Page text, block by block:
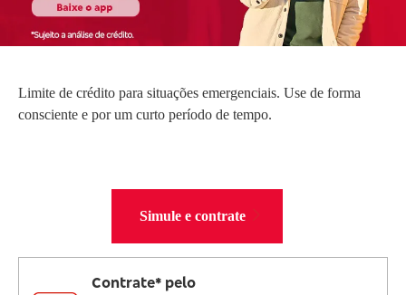
SEPARAMOS PARA VOCÊ
Limite de crédito para situações emergenciais. Use de forma
consciente e por um curto período de tempo.
Simule e contrate
Contrate* pelo